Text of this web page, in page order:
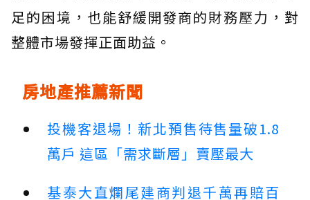
足的困境，也能舒緩開發商的財務壓力，對
整體市場發揮正面助益。
房地產推薦新聞
投機客退場！新北預售待售量破1.8
萬戶 這區「需求斷層」賣壓最大
基泰大直爛尾建商判退千萬再賠百